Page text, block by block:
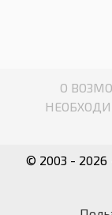
О
© 2003 - 2026